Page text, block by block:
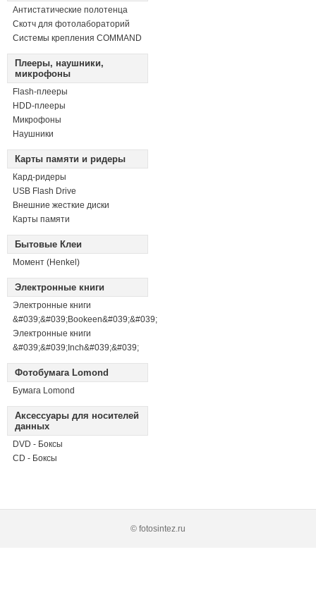
Антистатические полотенца
Скотч для фотолабораторий
Системы крепления COMMAND
Плееры, наушники,
микрофоны
Flash-плееры
HDD-плееры
Микрофоны
Наушники
Карты памяти и ридеры
Кард-ридеры
USB Flash Drive
Внешние жесткие диски
Карты памяти
Бытовые Клеи
Момент (Henkel)
Электронные книги
Электронные книги
&#039;&#039;Bookeen&#039;&#039;
Электронные книги
&#039;&#039;Inch&#039;&#039;
Фотобумага Lomond
Бумага Lomond
Аксессуары для носителей
данных
DVD - Боксы
CD - Боксы
© fotosintez.ru